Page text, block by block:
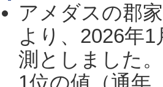
アメダスの郡
より、2026年
測としました
1位の値（通年